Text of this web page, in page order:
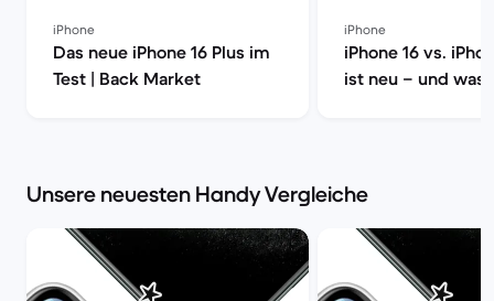
iPhone
Das neue iPhone 16 Plus im
Test | Back Market
iPhone
iPhone 16 vs.
ist neu – und was
Unsere neuesten Handy Vergleiche